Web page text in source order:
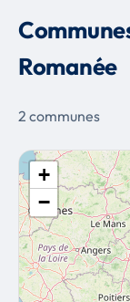
Romanée
2 communes
+
−